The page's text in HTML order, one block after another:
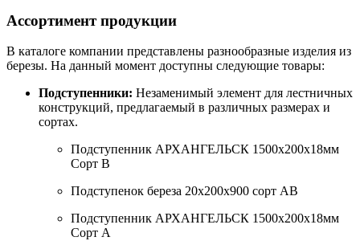
Ассортимент продукции
В каталоге компании представлены разнообразные изделия из
березы. На данный момент доступны следующие товары:
Подступенники: Незаменимый элемент для лестничных
конструкций, предлагаемый в различных размерах и
сортах.
Подступенник АРХАНГЕЛЬСК 1500х200х18мм
Сорт В
Подступенок береза 20х200х900 сорт АВ
Подступенник АРХАНГЕЛЬСК 1500х200х18мм
Сорт А